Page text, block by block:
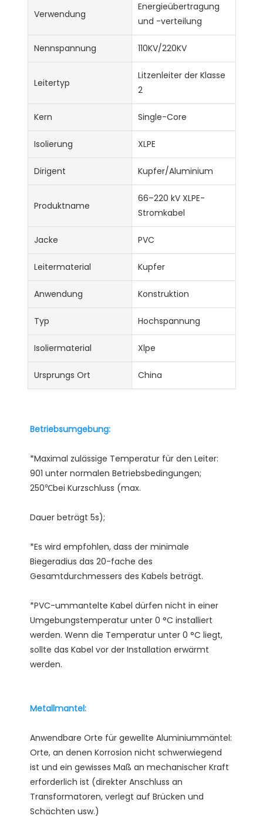
Verwendung
Energieübertragung
und -verteilung
Nennspannung 110KV/220KV
Leitertyp
Litzenleiter der Klasse
2
Kern Single-Core
Isolierung XLPE
Dirigent Kupfer/Aluminium
Produktname
66–220 kV XLPE-
Stromkabel
Jacke PVC
Leitermaterial Kupfer
Anwendung Konstruktion
Typ Hochspannung
Isoliermaterial Xlpe
Ursprungs Ort China
*Maximal zulässige Temperatur für den Leiter:
901 unter normalen Betriebsbedingungen;
*Es wird empfohlen, dass der minimale
Biegeradius das 20-fache des
*PVC-ummantelte Kabel dürfen nicht in einer
Umgebungstemperatur unter 0 °C installiert
werden. Wenn die Temperatur unter 0 °C liegt,
sollte das Kabel vor der Installation erwärmt
Anwendbare Orte für gewellte Aluminiummäntel:
Orte, an denen Korrosion nicht schwerwiegend
ist und ein gewisses Maß an mechanischer Kraft
erforderlich ist (direkter Anschluss an
Transformatoren, verlegt auf Brücken und